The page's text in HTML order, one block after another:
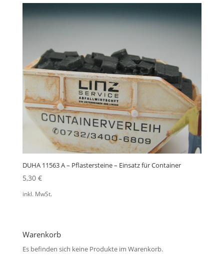
DUHA 11563 A – Pflastersteine – Einsatz für Container
5,30 €
inkl. MwSt.
Warenkorb
Es befinden sich keine Produkte im Warenkorb.